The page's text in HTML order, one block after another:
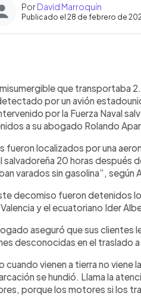
PorDavid Marroquín
Publicado el 28 de febrero de
Escuchar artículo
que transportaba
por un avión
por la Fuerza Naval
a su abogado Rolando
fueron localizados por una
salvadoreña 20 horas después
varados sin gasolina”, según
decomiso fueron detenidos
Valencia y el ecuatoriano Ider
aseguró que sus clientes
desconocidas en el traslado
cuando vienen a tierra no viene
se hundió. Llama la
porque los motores si los